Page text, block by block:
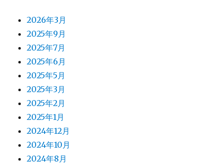
2026年3月
2025年9月
2025年7月
2025年6月
2025年5月
2025年3月
2025年2月
2025年1月
2024年12月
2024年10月
2024年8月